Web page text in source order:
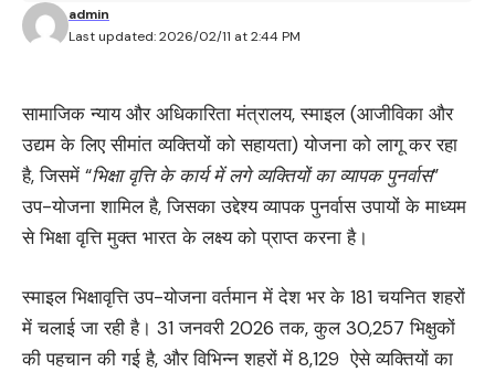
Last updated: 2026/02/11 at 2:44 PM
admin
सामाजिक न्याय और अधिकारिता मंत्रालय, स्माइल (आजीविका और
उद्यम के लिए सीमांत व्यक्तियों को सहायता) योजना को लागू कर रहा
है, जिसमें “भिक्षा वृत्ति के कार्य में लगे व्यक्तियों का व्यापक पुनर्वास”
उप-योजना शामिल है, जिसका उद्देश्य व्यापक पुनर्वास उपायों के माध्यम
से भिक्षा वृत्ति मुक्त भारत के लक्ष्य को प्राप्त करना है।
स्माइल भिक्षावृत्ति उप-योजना वर्तमान में देश भर के 181 चयनित शहरों
में चलाई जा रही है। 31 जनवरी 2026 तक, कुल 30,257 भिक्षुकों
की पहचान की गई है, और विभिन्न शहरों में 8,129 ऐसे व्यक्तियों का